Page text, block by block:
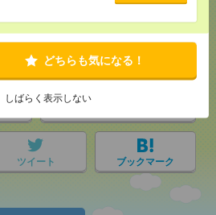
どちらも気になる！
しばらく表示しない
気になる！
ツイート ブックマーク